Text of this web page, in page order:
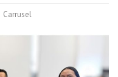
Carrusel